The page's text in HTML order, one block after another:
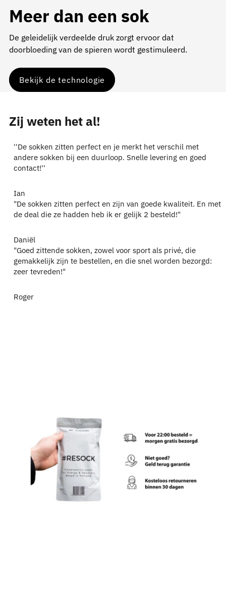
Meer dan een sok
De geleidelijk verdeelde druk zorgt ervoor dat
doorbloeding van de spieren wordt gestimuleerd.
Bekijk de technologie
Zij weten het al!
''De sokken zitten perfect en je merkt het verschil met
andere sokken bij een duurloop. Snelle levering en goed
contact!''
Ian
"De sokken zitten perfect en zijn van goede kwaliteit. En met
de deal die ze hadden heb ik er gelijk 2 besteld!"
Daniël
"Goed zittende sokken, zowel voor sport als privé, die
gemakkelijk zijn te bestellen, en die snel worden bezorgd:
zeer tevreden!"
Roger